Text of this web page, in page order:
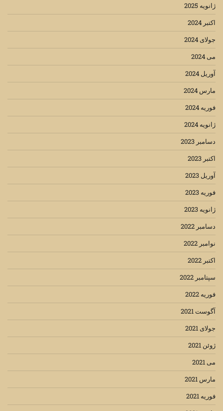
ژانویه 2025
اکتبر 2024
جولای 2024
می 2024
آوریل 2024
مارس 2024
فوریه 2024
ژانویه 2024
دسامبر 2023
اکتبر 2023
آوریل 2023
فوریه 2023
ژانویه 2023
دسامبر 2022
نوامبر 2022
اکتبر 2022
سپتامبر 2022
فوریه 2022
آگوست 2021
جولای 2021
ژوئن 2021
می 2021
مارس 2021
فوریه 2021